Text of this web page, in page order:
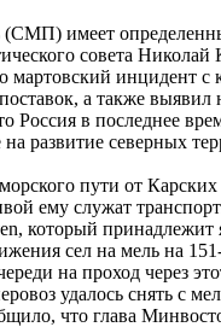
(СМП) имеет
совета Николай
инцидент с
а также
Россия в последнее
развитие северных
пути от
ему служат
который
сел на мель на
на проход через
удалось снять с
что глава